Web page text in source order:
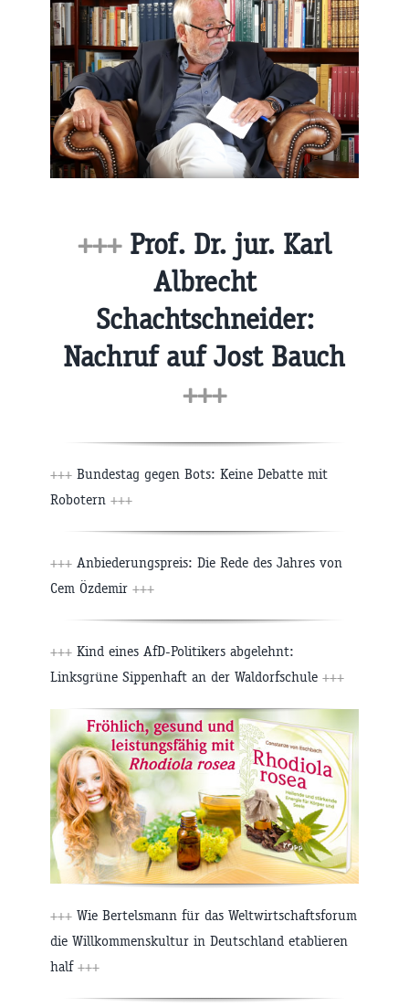
+++ Prof. Dr. jur. Karl
Albrecht
Schachtschneider:
Nachruf auf Jost Bauch
+++
+++ Bundestag gegen Bots: Keine Debatte mit
Robotern +++
+++ Anbiederungspreis: Die Rede des Jahres von
Cem Özdemir +++
+++ Kind eines AfD-Politikers abgelehnt:
Linksgrüne Sippenhaft an der Waldorfschule +++
+++ Wie Bertelsmann für das Weltwirtschaftsforum
die Willkommenskultur in Deutschland etablieren
half +++